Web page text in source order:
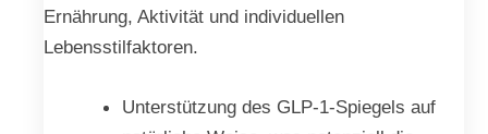
Ernährung, Aktivität und individuellen
Lebensstilfaktoren.
Unterstützung des GLP-1-Spiegels auf